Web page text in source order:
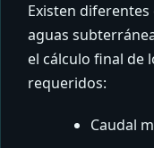
Existen
aguas
el cálculo final de
requeridos:
Caudal